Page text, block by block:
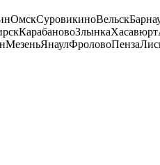
ОмскСуровикиноВельск
КарабановоЗлынкаХасавюрт
МезеньЯнаулФроловоПенза